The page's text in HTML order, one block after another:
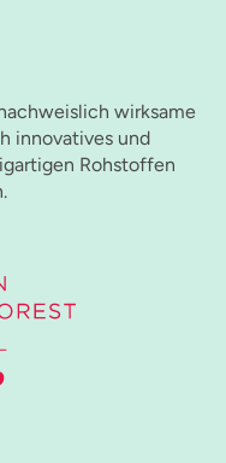
wirksame
innovatives und
Rohstoffen